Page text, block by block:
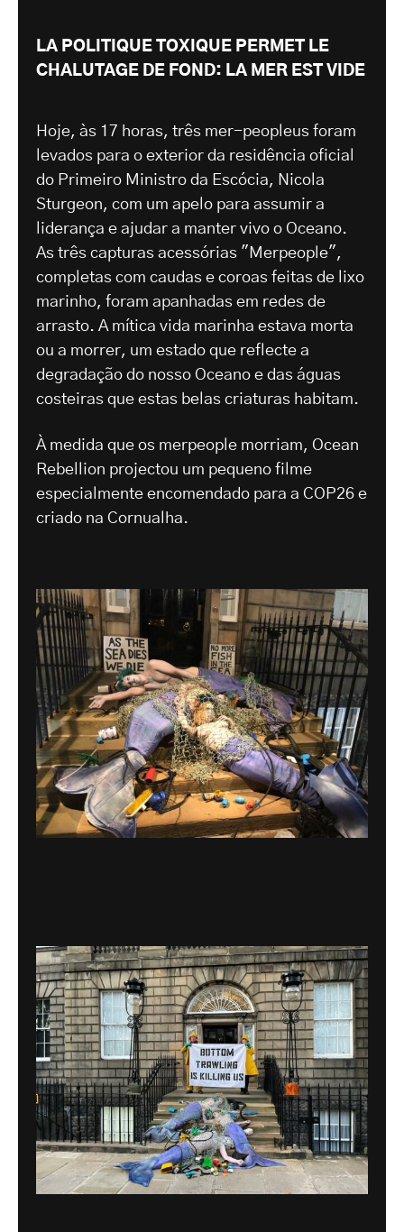
LA POLITIQUE TOXIQUE PERMET LE
CHALUTAGE DE FOND: LA MER EST VIDE
Hoje, às 17 horas, três mer-peopleus foram
levados para o exterior da residência oficial
do Primeiro Ministro da Escócia, Nicola
Sturgeon, com um apelo para assumir a
liderança e ajudar a manter vivo o Oceano.
As três capturas acessórias "Merpeople",
completas com caudas e coroas feitas de lixo
marinho, foram apanhadas em redes de
arrasto. A mítica vida marinha estava morta
ou a morrer, um estado que reflecte a
degradação do nosso Oceano e das águas
costeiras que estas belas criaturas habitam.
À medida que os merpeople morriam, Ocean
Rebellion projectou um pequeno filme
especialmente encomendado para a COP26 e
criado na Cornualha.